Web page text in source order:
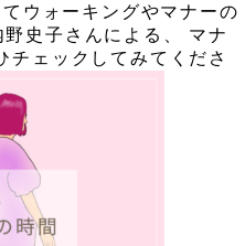
ウォーキングやマナーの
史子さんによる、 マナ
チェックしてみてくださ